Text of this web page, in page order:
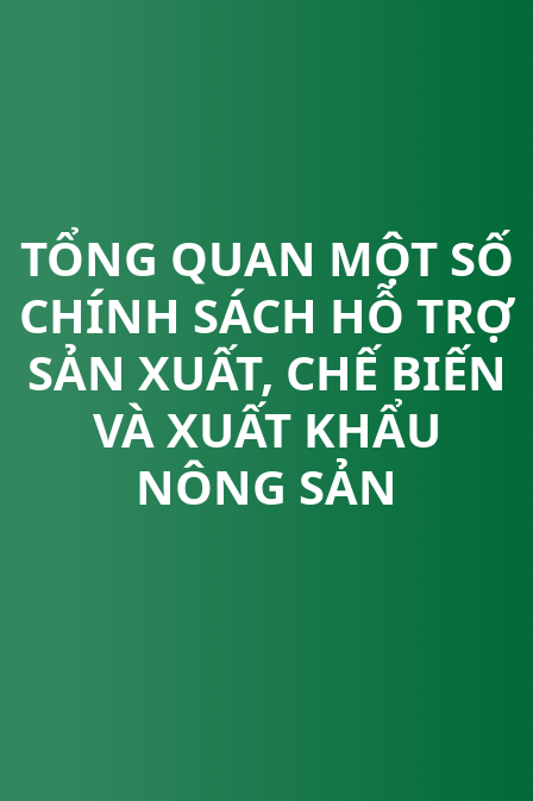
TỔNG QUAN MỘT SỐ
CHÍNH SÁCH HỖ TRỢ
SẢN XUẤT, CHẾ BIẾN
VÀ XUẤT KHẨU
NÔNG SẢN